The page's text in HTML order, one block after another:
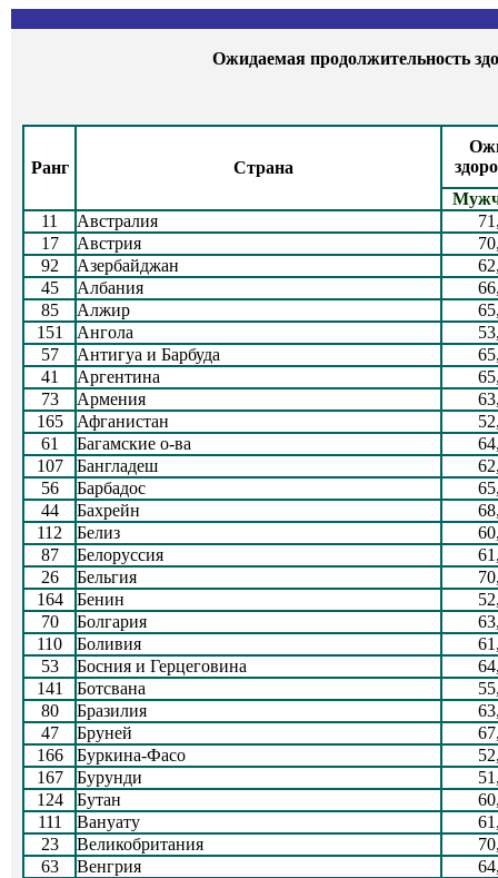
Ожидаемая продолжительность
Ранг Страна
11
Австралия
17
Австрия
92
Азербайджан
45
Албания
85
Алжир
151
Ангола
57
Антигуа и Барбуда
41
Аргентина
73
Армения
165
Афганистан
61
Багамские о-ва
107
Бангладеш
56
Барбадос
44
Бахрейн
112
Белиз
87
Белоруссия
26
Бельгия
164
Бенин
70
Болгария
110
Боливия
53
Босния и Герцеговина
141
Ботсвана
80
Бразилия
47
Бруней
166
Буркина-Фасо
167
Бурунди
124
Бутан
111
Вануату
23
Великобритания
63
Венгрия